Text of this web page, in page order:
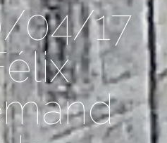
04/17